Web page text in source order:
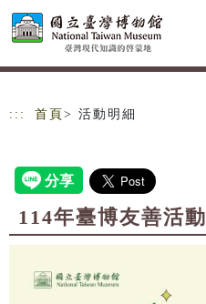
跳到主要內容
網站導覽
::: 首頁 > 活動明細
114年臺博友善活動